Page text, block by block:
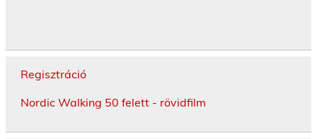
Regisztráció
Nordic Walking 50 felett - rövidfilm